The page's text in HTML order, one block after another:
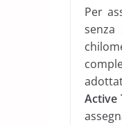
Per
Active